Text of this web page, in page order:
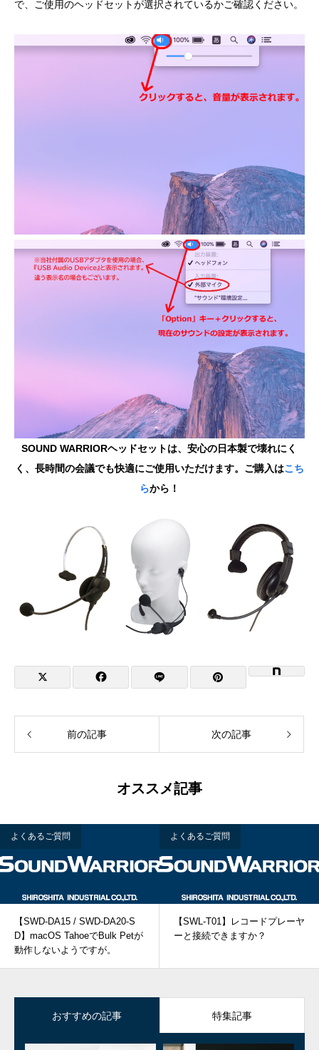
で、ご使用のヘッドセットが選択されているかご確認ください。
SOUND WARRIORヘッドセットは、安心の日本製で壊れにく
く、長時間の会議でも快適にご使用いただけます。ご購入はこち
らから！
前の記事 次の記事
オススメ記事
よくあるご質問
【SWD-DA15 / SWD-DA20-S
D】macOS TahoeでBulk Petが
動作しないようですが。
よくあるご質問
【SWL-T01】レコードプレーヤ
ーと接続できますか？
おすすめの記事 特集記事